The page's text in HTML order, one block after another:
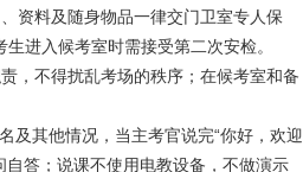
资料及随身物品一律交门卫室专人保
进入候考室时需接受第二次安检。
，不得扰乱考场的秩序；在候考室和备
及其他情况，当主考官说完“你好，欢迎
答；说课不使用电教设备，不做演示